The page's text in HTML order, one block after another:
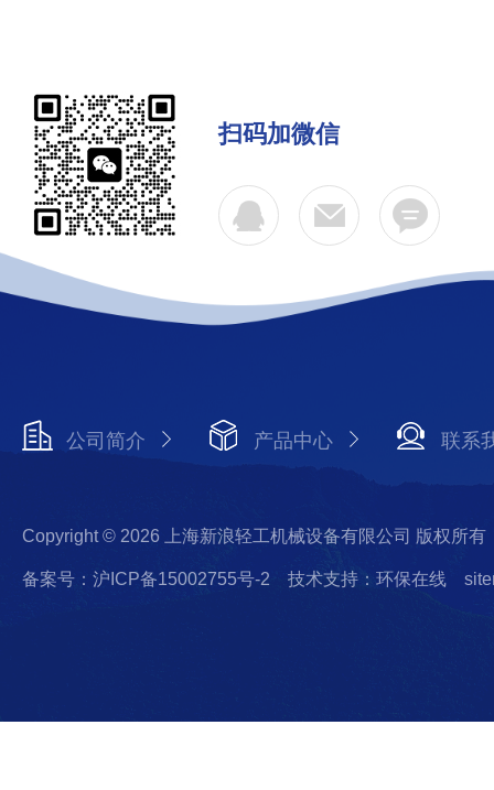
扫码加微信
公司简介 产品中心 联系
Copyright © 2026 上海新浪轻工机械设备有限公司 版权所有
备案号：沪ICP备15002755号-2 技术支持：环保在线